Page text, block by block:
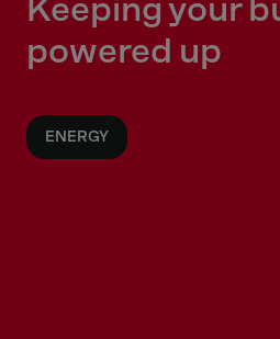
Keeping your
powered up
ENERGY